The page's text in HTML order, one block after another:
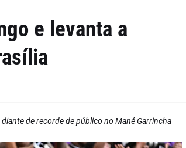
e levanta a
de recorde de público no Mané Garrincha